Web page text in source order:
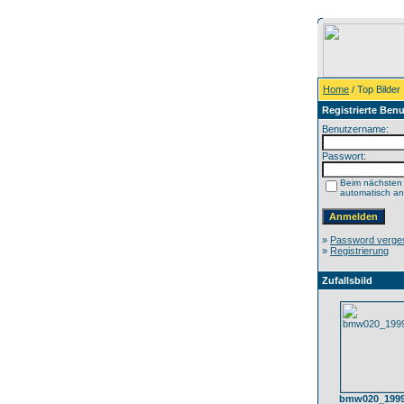
Home / Top Bilder
Registrierte
Benutzername:
Passwort:
Beim nächsten
automatisch
» Password
» Registrierung
Zufallsbild